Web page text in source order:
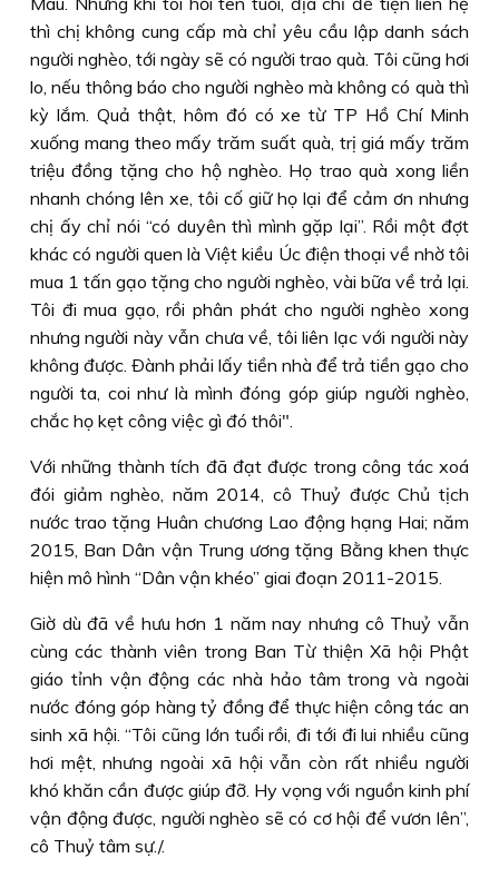
thì chị không cung cấp mà chỉ yêu cầu lập danh sách
người nghèo, tới ngày sẽ có người trao quà. Tôi cũng hơi
lo, nếu thông báo cho người nghèo mà không có quà thì
kỳ lắm. Quả thật, hôm đó có xe từ TP Hồ Chí Minh
xuống mang theo mấy trăm suất quà, trị giá mấy trăm
triệu đồng tặng cho hộ nghèo. Họ trao quà xong liền
nhanh chóng lên xe, tôi cố giữ họ lại để cảm ơn nhưng
chị ấy chỉ nói “có duyên thì mình gặp lại”. Rồi một đợt
khác có người quen là Việt kiều Úc điện thoại về nhờ tôi
mua 1 tấn gạo tặng cho người nghèo, vài bữa về trả lại.
Tôi đi mua gạo, rồi phân phát cho người nghèo xong
nhưng người này vẫn chưa về, tôi liên lạc với người này
không được. Ðành phải lấy tiền nhà để trả tiền gạo cho
người ta, coi như là mình đóng góp giúp người nghèo,
chắc họ kẹt công việc gì đó thôi".
Với những thành tích đã đạt được trong công tác xoá
đói giảm nghèo, năm 2014, cô Thuỷ được Chủ tịch
nước trao tặng Huân chương Lao động hạng Hai; năm
2015, Ban Dân vận Trung ương tặng Bằng khen thực
hiện mô hình “Dân vận khéo” giai đoạn 2011-2015.
Giờ dù đã về hưu hơn 1 năm nay nhưng cô Thuỷ vẫn
cùng các thành viên trong Ban Từ thiện Xã hội Phật
giáo tỉnh vận động các nhà hảo tâm trong và ngoài
nước đóng góp hàng tỷ đồng để thực hiện công tác an
sinh xã hội. “Tôi cũng lớn tuổi rồi, đi tới đi lui nhiều cũng
hơi mệt, nhưng ngoài xã hội vẫn còn rất nhiều người
khó khăn cần được giúp đỡ. Hy vọng với nguồn kinh phí
vận động được, người nghèo sẽ có cơ hội để vươn lên”,
cô Thuỷ tâm sự./.